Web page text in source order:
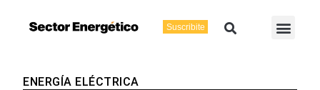
Suscribite Buscar
ENERGÍA ELÉCTRICA